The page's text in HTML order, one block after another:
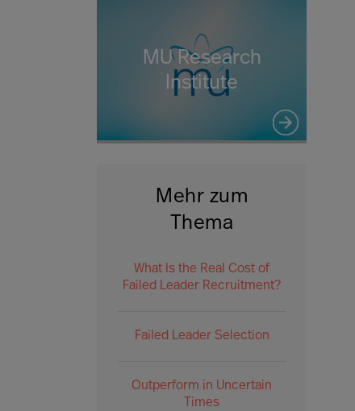
MU Research
Institute
Mehr zum
Thema
What Is the Real Cost of
Failed Leader Recruitment?
Failed Leader Selection
Outperform in Uncertain
Times